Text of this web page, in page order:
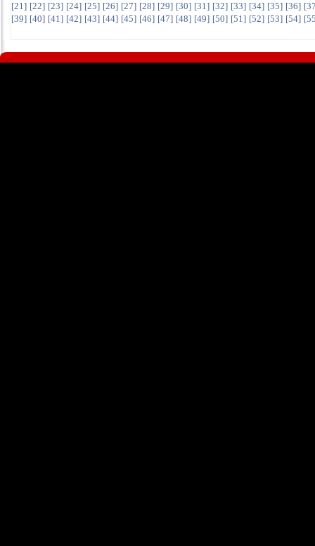
[21] [22] [23] [24] [25] [26] [27] [28] [29] [30] [31] [32] [33] [34] [35] [36] [
[39] [40] [41] [42] [43] [44] [45] [46] [47] [48] [49] [50] [51] [52] [53] [54] [